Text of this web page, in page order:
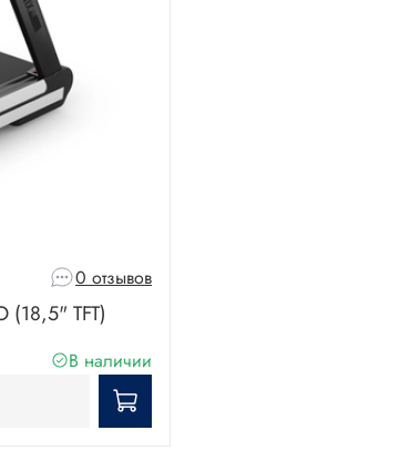
0 отзывов
(18,5" TFT)
В наличии